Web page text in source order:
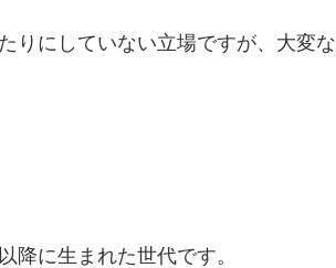
りにしていない立場ですが、大変
降に生まれた世代です。